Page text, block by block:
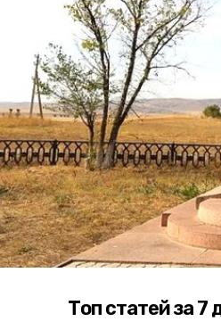
Топ статей за 7